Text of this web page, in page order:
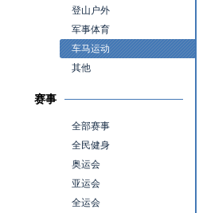
登山户外
军事体育
车马运动
其他
赛事
全部赛事
全民健身
奥运会
亚运会
全运会